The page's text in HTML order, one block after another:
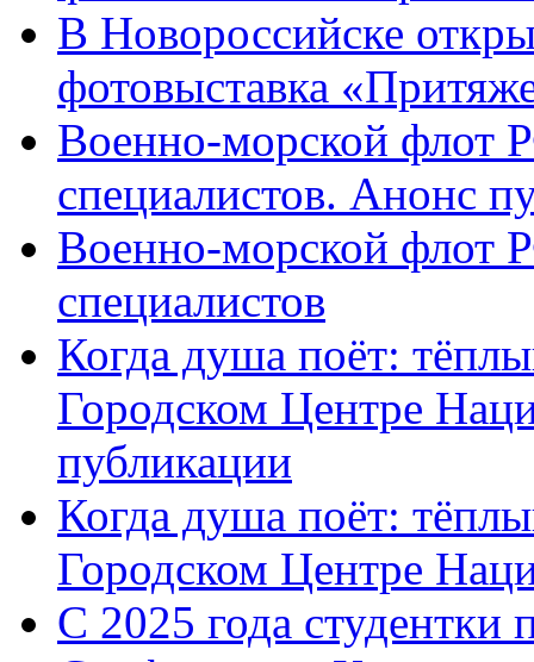
В Новороссийске
фотовыставка
Военно-морской флот
специалистов. Анонс
Военно-морской флот
специалистов
Когда душа поёт:
Городском Центре
публикации
Когда душа поёт:
Городском Центре
С 2025 года студентки